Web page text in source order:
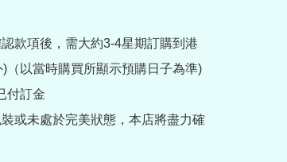
款項後，需大約3-4星期訂購到港
（以當時購買所顯示預購日子為準)
付訂金
或未處於完美狀態，本店將盡力確